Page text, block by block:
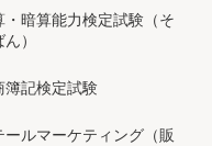
・暗算能力検定試験（そ
）
簿記検定試験
ールマーケティング（販